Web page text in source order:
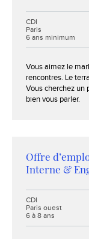
Contrat :
CDI
Localisation :
Paris
Expérience :
6 ans minimum
Extrait :
Vous aimez le
rencontres. Le
Vous cherchez un
bien vous parler.
Offre
Interne &
Contrat :
CDI
Localisation :
Paris ouest
Expérience :
6 à 8 ans